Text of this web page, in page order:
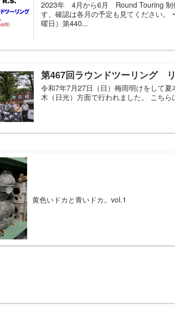
2023年 4月から6月 Round Touring 制
す、確認は各月の予定も見てください。
曜日）第440...
第467回ラウンドツーリング
令和7年7月27日（日）梅雨明けをして
木（日光）方面で行われました。 こち
黄色いドカと青いドカ。vol.1